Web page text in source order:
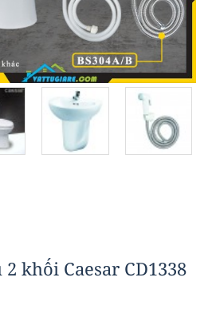
khối Caesar CD1338